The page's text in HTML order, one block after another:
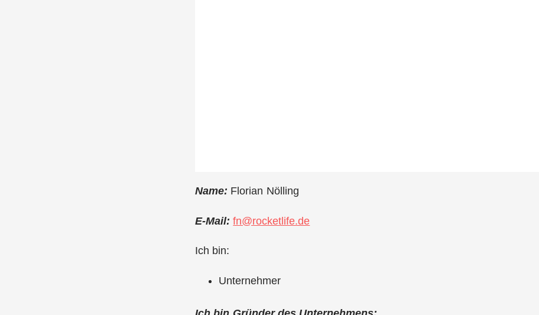
Name: Florian Nölling
E-Mail: fn@rocketlife.de
Ich bin:
Unternehmer